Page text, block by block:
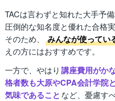
TACは言わずと知れた大手予
圧倒的な知名度と優れた合格
そのため、
みんなが使ってい
えの方にはおすすめです。
一方で、やはり 講座費用がか
格者数も大原やCPA会計学院
気味であること など、憂慮す